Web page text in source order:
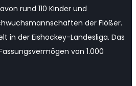
rund 110 Kinder und
der Flößer.
in der Eishockey-Landesliga. Das
von 1.000